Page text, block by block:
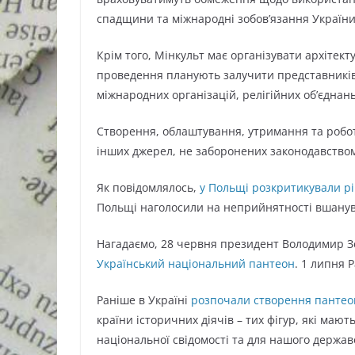
спадщини та міжнародні зобов’язання
Крім того, Мінкульт має організувати
проведення планують залучити
міжнародних організацій, релігійних
Створення, облаштування, утримання та
інших джерел, не заборонених
Як повідомлялось, у Польщі розкритикували
Польщі наголосили на неприйнятності
Нагадаємо, 28 червня президент Володимир
Український національний пантеон. 1 липня
Раніше в Україні розпочали створення
країни історичних діячів – тих фігур, які
національної свідомості та для нашого